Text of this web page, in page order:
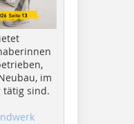
im
tätig sind.